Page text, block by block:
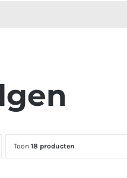
Toon18 producten